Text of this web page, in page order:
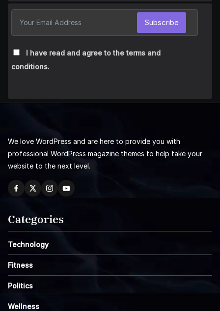
I have read and agree to the terms and
conditions.
Subscribe
We love WordPress and are here to provide you with
professional WordPress magazine themes to help take your
website to the next level.
Categories
Technology
Fitness
Politics
Wellness